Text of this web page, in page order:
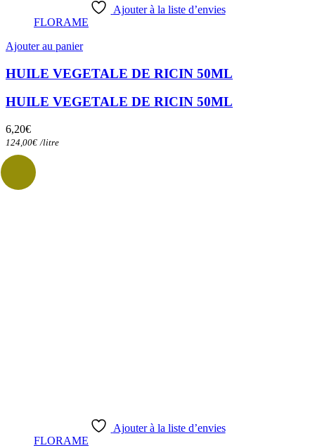
Ajouter à la liste d’envies
FLORAME
Ajouter au panier
HUILE VEGETALE DE RICIN 50ML
HUILE VEGETALE DE RICIN 50ML
6,20€
124,00€ /litre
Ajouter à la liste d’envies
FLORAME